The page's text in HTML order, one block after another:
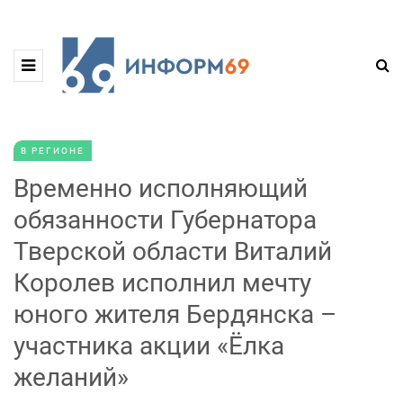
В РЕГИОНЕ
Временно исполняющий
обязанности Губернатора
Тверской области Виталий
Королев исполнил мечту
юного жителя Бердянска –
участника акции «Ёлка
желаний»